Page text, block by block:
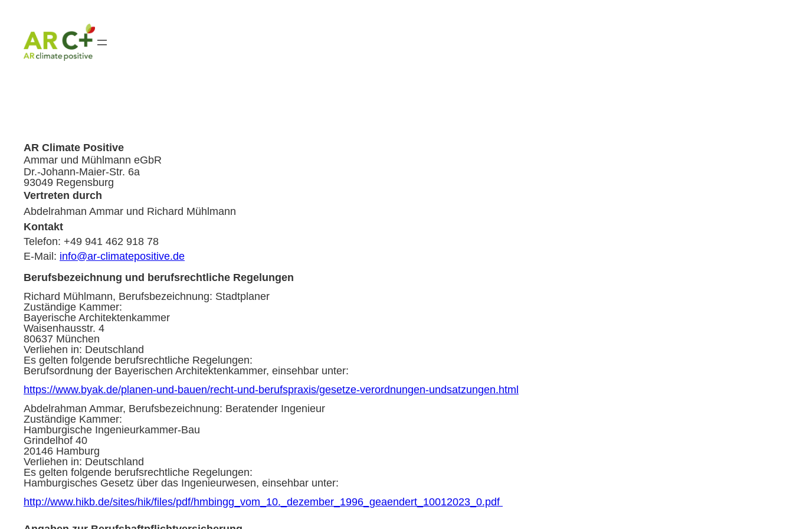
springen
AR Climate Positive
Ammar und Mühlmann eGbR
Dr.-Johann-Maier-Str. 6a
93049 Regensburg
Vertreten durch
Abdelrahman Ammar und Richard Mühlmann
Kontakt
Telefon: +49 941 462 918 78
E-Mail: info@ar-climatepositive.de
Berufsbezeichnung und berufsrechtliche Regelungen
Richard Mühlmann, Berufsbezeichnung: Stadtplaner
Zuständige Kammer:
Bayerische Architektenkammer
Waisenhausstr. 4
80637 München
Verliehen in: Deutschland
Es gelten folgende berufsrechtliche Regelungen:
Berufsordnung der Bayerischen Architektenkammer, einsehbar unter:
https://www.byak.de/planen-und-bauen/recht-und-berufspraxis/gesetze-verordnungen-undsatzungen.html
Abdelrahman Ammar, Berufsbezeichnung: Beratender Ingenieur
Zuständige Kammer:
Hamburgische Ingenieurkammer-Bau
Grindelhof 40
20146 Hamburg
Verliehen in: Deutschland
Es gelten folgende berufsrechtliche Regelungen:
Hamburgisches Gesetz über das Ingenieurwesen, einsehbar unter:
http://www.hikb.de/sites/hik/files/pdf/hmbingg_vom_10._dezember_1996_geaendert_10012023_0.pdf